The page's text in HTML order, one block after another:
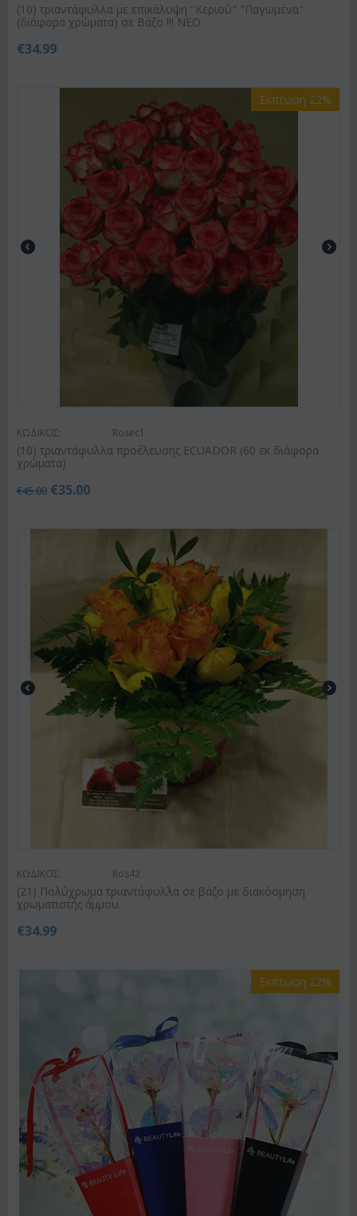
(10) τριαντάφυλλα με επικάλυψη "Κεριού" "Παγωμένα"
(διάφορα χρώματα) σε Βάζο !!! ΝΕΟ
€34.99
Έκπτωση 22%
ΚΩΔΙΚΟΣ: Rosec1
(10) τριαντάφυλλα προέλευσης ECUADOR (60 εκ διάφορα
χρώματα)
€45.00 €35.00
ΚΩΔΙΚΟΣ: Ros42
(21) Πολύχρωμα τριαντάφυλλα σε βάζο με διακόσμηση
χρωματιστής άμμου.
€34.99
Έκπτωση 22%